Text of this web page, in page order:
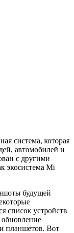
система, которая
автомобилей и
с другими
экосистема Mi
будущей
список устройств
планшетов. Вот